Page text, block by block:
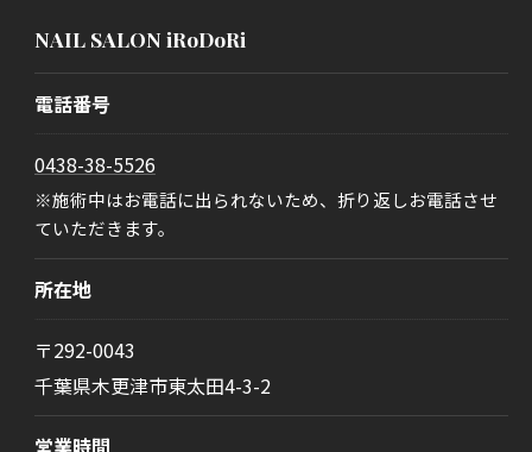
NAIL SALON iRoDoRi
電話番号
0438-38-5526
※施術中はお電話に出られないため、折り返しお電話させ
ていただきます。
所在地
〒292-0043
千葉県木更津市東太田4-3-2
営業時間